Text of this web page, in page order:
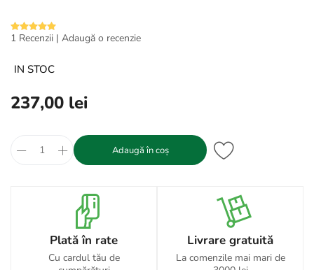
1 Recenzii | Adaugă o recenzie
IN STOC
237,00 lei
Adaugă în coș
Plată în rate
Cu cardul tău de
Livrare gratuită
La comenzile mai mari de